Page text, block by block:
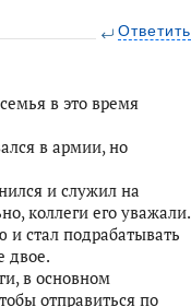
Ответить
в это время
в армии, но
и служил на
коллеги его уважали.
стал подрабатывать
двое.
в основном
отправиться по